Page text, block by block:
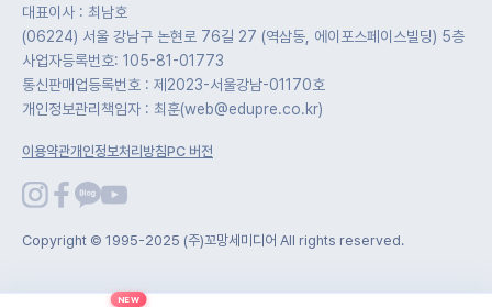
대표이사 : 최남호
(06224) 서울 강남구 논현로 76길 27 (역삼동, 에이포스페이스빌딩) 5층
사업자등록번호: 105-81-01773
통신판매업등록번호 : 제2023-서울강남-01170호
개인정보관리책임자 : 최훈(web@edupre.co.kr)
이용약관개인정보처리방침PC 버전
Copyright © 1995-2025 (주)꼬망세미디어 All rights reserved.
NEW